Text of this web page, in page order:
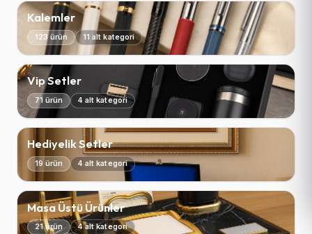
Kalemler
123 ürün 11 alt kategori
Vip Setler
71 ürün 4 alt kategori
Hediyelik Setler
19 ürün 4 alt kategori
Masa Üstü Ürünler
21 ürün 4 alt kategori